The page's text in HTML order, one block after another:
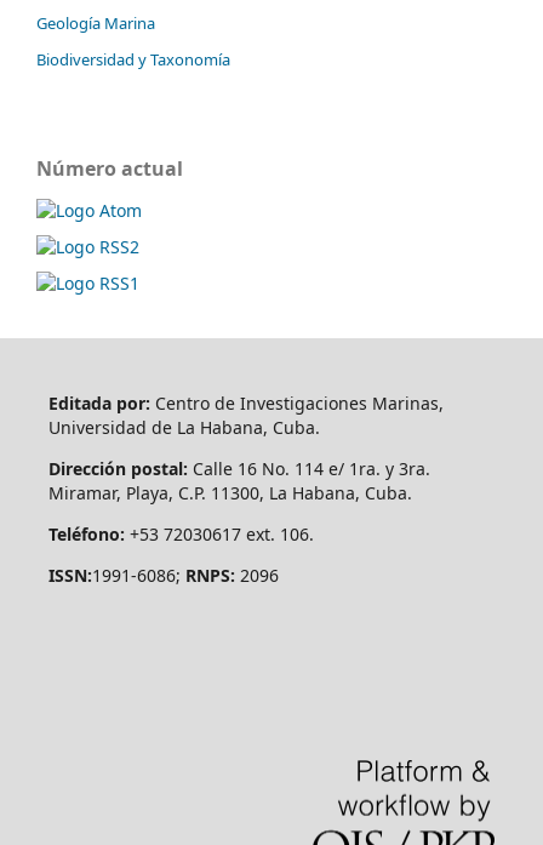
Geología Marina
Biodiversidad y Taxonomía
Número actual
Editada por: Centro de Investigaciones Marinas,
Universidad de La Habana, Cuba.
Dirección postal: Calle 16 No. 114 e/ 1ra. y 3ra.
Miramar, Playa, C.P. 11300, La Habana, Cuba.
Teléfono: +53 72030617 ext. 106.
ISSN:1991-6086; RNPS: 2096